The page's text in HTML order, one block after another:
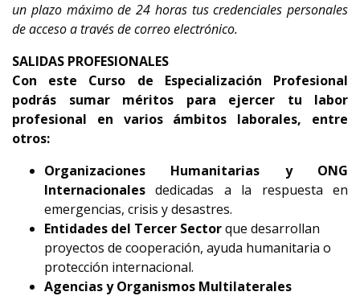
un plazo máximo de 24 horas tus credenciales personales
de acceso a través de correo electrónico.
SALIDAS PROFESIONALES
Con este Curso de Especialización Profesional
podrás sumar méritos para ejercer tu labor
profesional en varios ámbitos laborales, entre
otros:
Organizaciones Humanitarias y ONG
Internacionales dedicadas a la respuesta en
emergencias, crisis y desastres.
Entidades del Tercer Sectorque desarrollan
proyectos de cooperación, ayuda humanitaria o
protección internacional.
Agencias y Organismos Multilaterales